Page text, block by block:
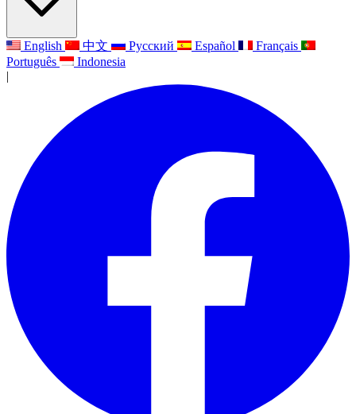
English 中文 Русский Español
Français
Português
Indonesia
|